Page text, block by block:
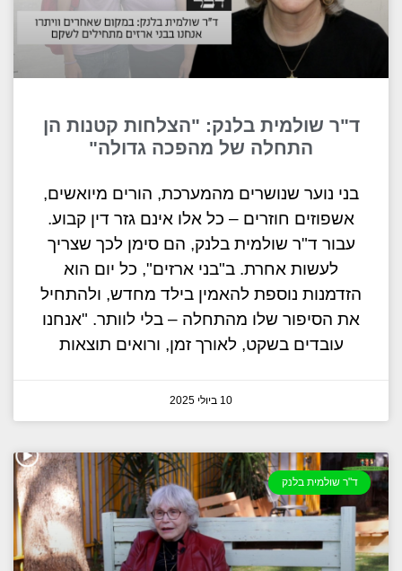
ד"ר שולמית בלנק: "הצלחות קטנות הן
התחלה של מהפכה גדולה"
בני נוער שנושרים מהמערכת, הורים מיואשים,
אשפוזים חוזרים – כל אלו אינם גזר דין קבוע.
עבור ד"ר שולמית בלנק, הם סימן לכך שצריך
לעשות אחרת. ב"בני ארזים", כל יום הוא
הזדמנות נוספת להאמין בילד מחדש, ולהתחיל
את הסיפור שלו מהתחלה – בלי לוותר. "אנחנו
עובדים בשקט, לאורך זמן, ורואים תוצאות
10 ביולי 2025
ד"ר שולמית בלנק